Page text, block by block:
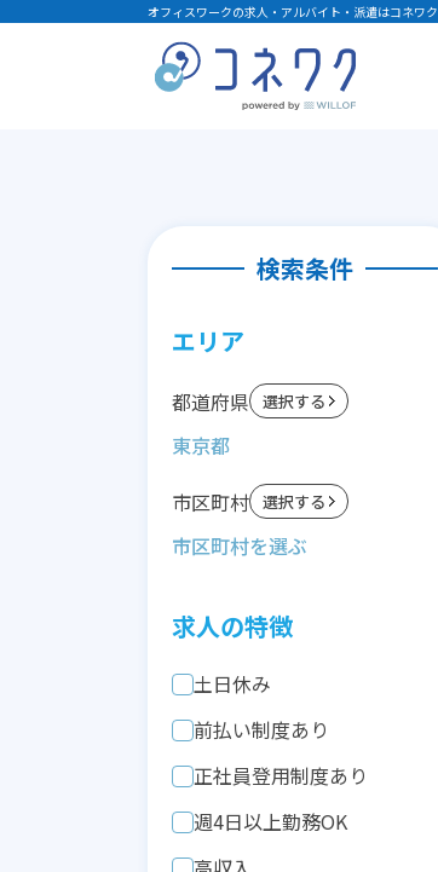
オフィスワークの求人・アルバイト・派遣はコネワク
検索条件
エリア
都道府県 選択する
東京都
市区町村 選択する
求人の特徴
土日休み
前払い制度あり
正社員登用制度あり
週4日以上勤務OK